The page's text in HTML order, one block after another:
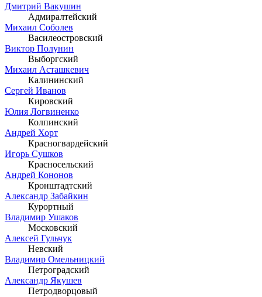
Дмитрий Вакушин
Адмиралтейский
Михаил Соболев
Василеостровский
Виктор Полунин
Выборгский
Михаил Асташкевич
Калининский
Сергей Иванов
Кировский
Юлия Логвиненко
Колпинский
Андрей Хорт
Красногвардейский
Игорь Сушков
Красносельский
Андрей Кононов
Кронштадтский
Александр Забайкин
Курортный
Владимир Ушаков
Московский
Алексей Гульчук
Невский
Владимир Омельницкий
Петроградский
Александр Якушев
Петродворцовый